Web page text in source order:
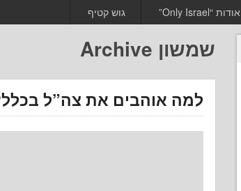
אודות “Only Israel” גוש קטיף
שמשון Archive
למה אוהבים את צה”ל